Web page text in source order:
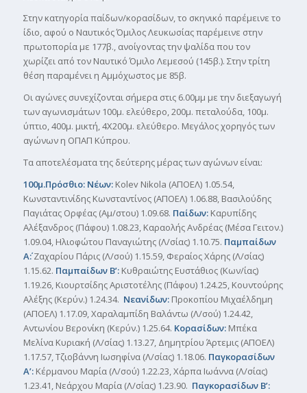
Στην κατηγορία παίδων/κορασίδων, το σκηνικό παρέμεινε το
ίδιο, αφού ο Ναυτικός Όμιλος Λευκωσίας παρέμεινε στην
πρωτοπορία με 177β., ανοίγοντας την ψαλίδα που τον
χωρίζει από τον Ναυτικό Όμιλο Λεμεσού (145β.). Στην τρίτη
θέση παραμένει η Αμμόχωστος με 85β.
Οι αγώνες συνεχίζονται σήμερα στις 6.00μμ με την διεξαγωγή
των αγωνισμάτων 100μ. ελεύθερο, 200μ. πεταλούδα, 100μ.
ύπτιο, 400μ. μικτή, 4Χ200μ. ελεύθερο. Μεγάλος χορηγός των
αγώνων η ΟΠΑΠ Κύπρου.
Τα αποτελέσματα της δεύτερης μέρας των αγώνων είναι:
100μ.Πρόσθιο: Νέων:Kolev Nikola (ΑΠΟΕΛ) 1.05.54,
Κωνσταντινίδης Κωνσταντίνος (ΑΠΟΕΛ) 1.06.88, Βασιλούδης
Παγιάτας Ορφέας (Αμ/στου) 1.09.68. Παίδων:Καρυπίδης
Αλέξανδρος (Πάφου) 1.08.23, Καραολής Ανδρέας (Μέσα Γειτον.)
1.09.04, Ηλιοφώτου Παναγιώτης (Λ/σίας) 1.10.75. Παμπαίδων
Α΄:Ζαχαρίου Πάρις (Λ/σού) 1.15.59, Φεραίος Χάρης (Λ/σίας)
1.15.62. Παμπαίδων Β’:Κυθραιώτης Ευστάθιος (Κων/ίας)
1.19.26, Κιουρτσίδης Αριστοτέλης (Πάφου) 1.24.25, Κουντούρης
Αλέξης (Κερύν.) 1.24.34. Νεανίδων:Προκοπίου Μιχαέλδημη
(ΑΠΟΕΛ) 1.17.09, Χαραλαμπίδη Βαλάντω (Λ/σού) 1.24.42,
Αντωνίου Βερονίκη (Κερύν.) 1.25.64. Κορασίδων:Μπέκα
Μελίνα Κυριακή (Λ/σίας) 1.13.27, Δημητρίου Άρτεμις (ΑΠΟΕΛ)
1.17.57, Τζιοβάννη Ιωσηφίνα (Λ/σίας) 1.18.06. Παγκορασίδων
Α’:Κέρμανου Μαρία (Λ/σού) 1.22.23, Χάρπα Ιωάννα (Λ/σίας)
1.23.41, Νεάρχου Μαρία (Λ/σίας) 1.23.90. Παγκορασίδων Β’: